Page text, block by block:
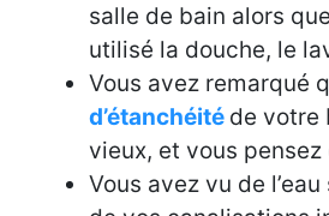
salle de bain alors
utilisé la douche, le
Vous avez remarqué
d’étanchéité de votre
vieux, et vous pensez
Vous avez vu de